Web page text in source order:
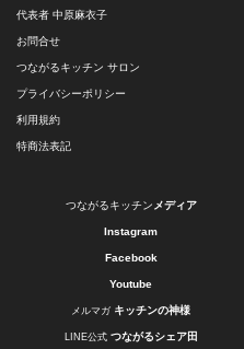
代表者 中原麻衣子
お問合せ
つながるキッチン サロン
プライバシーポリシー
利用規約
特商法表記
つながるキッチン メディア
Instagram
Facebook
Youtube
メルマガ キッチンの神様
LINE公式 つながるシェア田